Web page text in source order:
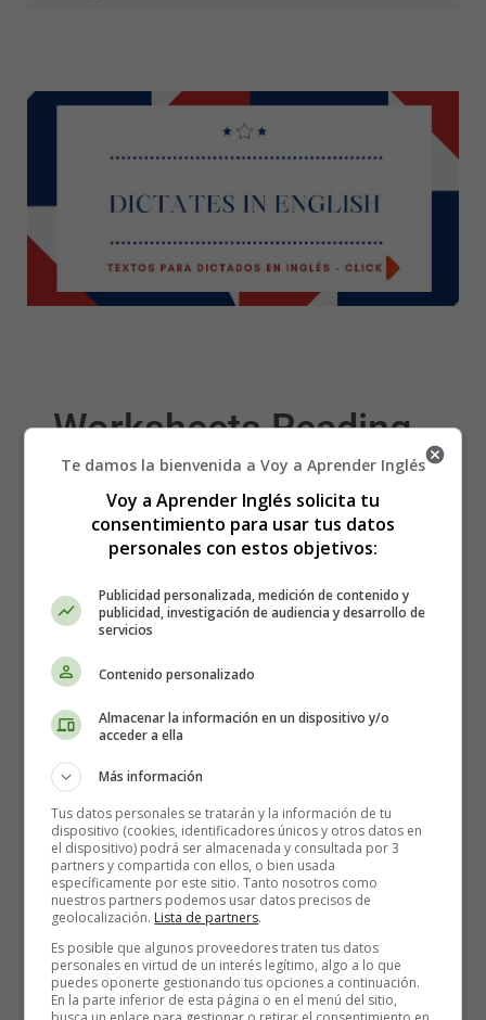
Worksheets Reading
03 - Fichas Aprender a
Leer en Inglés
Recursos Educativos en
Te damos la bienvenida a Voy a Aprender Inglés
Voy a Aprender Inglés solicita tu
consentimiento para usar tus datos
personales con estos objetivos:
Publicidad personalizada, medición de contenido y
publicidad, investigación de audiencia y desarrollo de
servicios
Contenido personalizado
Almacenar la información en un dispositivo y/o
acceder a ella
Más información
Tus datos personales se tratarán y la información de tu
dispositivo (cookies, identificadores únicos y otros datos en
el dispositivo) podrá ser almacenada y consultada por 3
partners y compartida con ellos, o bien usada
específicamente por este sitio. Tanto nosotros como
nuestros partners podemos usar datos precisos de
geolocalización. Lista de partners.
Es posible que algunos proveedores traten tus datos
personales en virtud de un interés legítimo, algo a lo que
puedes oponerte gestionando tus opciones a continuación.
En la parte inferior de esta página o en el menú del sitio,